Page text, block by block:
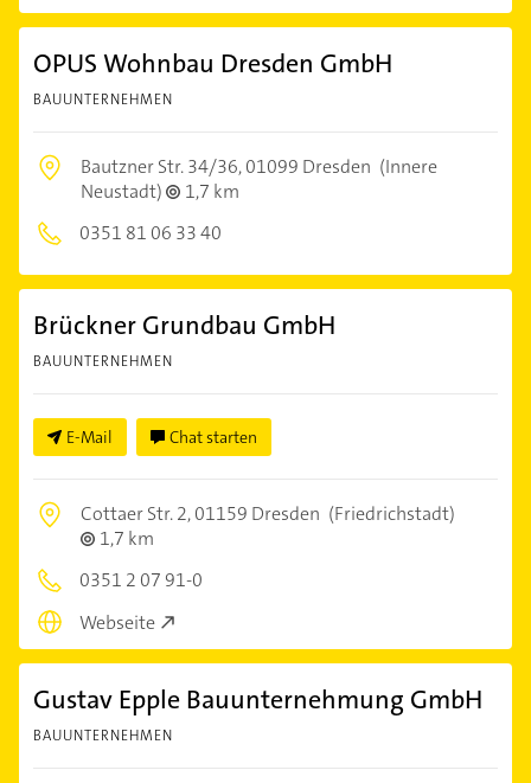
OPUS Wohnbau Dresden GmbH
BAUUNTERNEHMEN
Bautzner Str. 34/36,01099 Dresden (Innere
Neustadt)
1,7 km
0351 81 06 33 40
Brückner Grundbau GmbH
BAUUNTERNEHMEN
E-Mail Chat starten
Cottaer Str. 2,01159 Dresden (Friedrichstadt)
1,7 km
0351 2 07 91-0
Webseite
Gustav Epple Bauunternehmung GmbH
BAUUNTERNEHMEN